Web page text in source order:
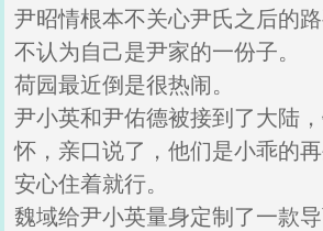
尹昭情根本不关心尹氏之后的
不认为自己是尹家的一份子。
荷园最近倒是很热闹。
尹小英和尹佑德被接到了大陆
怀，亲口说了，他们是小乖的
安心住着就行。
魏域给尹小英量身定制了一款